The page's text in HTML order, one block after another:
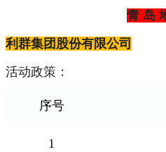
青 岛
利群集团股份有限公司
活动政策：
序号
1